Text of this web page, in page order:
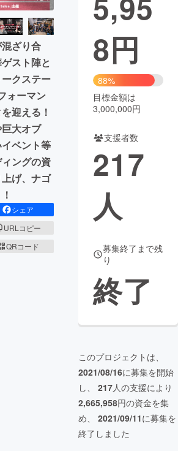
起業 チャレンジ
・地域活性化
Social Good
CAMPFIRE Creation
さと納税machi-ya コミュニティ
混ざり合
スト陣と
クステー
ォーマン
迎える！
大オブ
ベント等
ングの資
げ、ナゴ
シェア
URLコピー
QRコード
8円
88%
目標金額は
3,000,000円
支援者数
217
人
募集終了まで残
り
終了
このプロジェクトは、
2021/08/16に募集を開始
し、 217人の支援により
2,665,958円の資金を集
め、 2021/09/11に募集を
終了しました